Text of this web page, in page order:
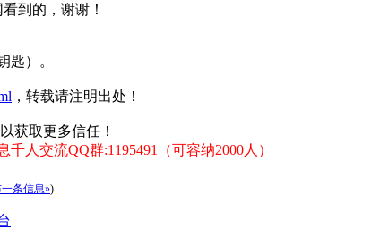
到的，谢谢！
匙）。
，转载请注明出处！
获取更多信任！
千人交流QQ群:1195491（可容纳2000人）
条信息»)